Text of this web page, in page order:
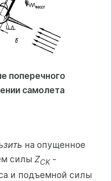
поперечного
самолета
на опущенное
силы ZСК-
и подъемной силы